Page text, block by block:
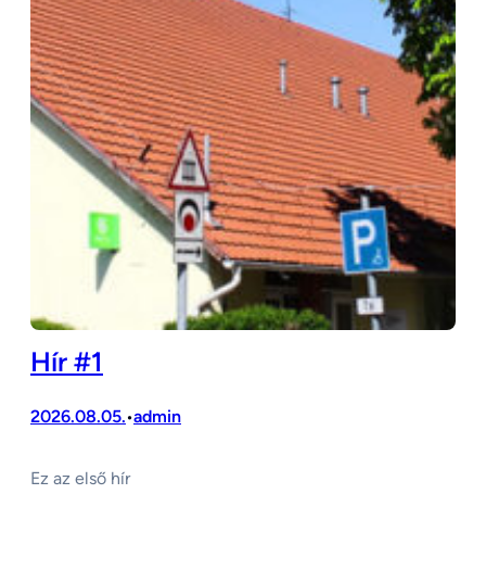
Hír #1
2026.08.05.•admin
Ez az első hír